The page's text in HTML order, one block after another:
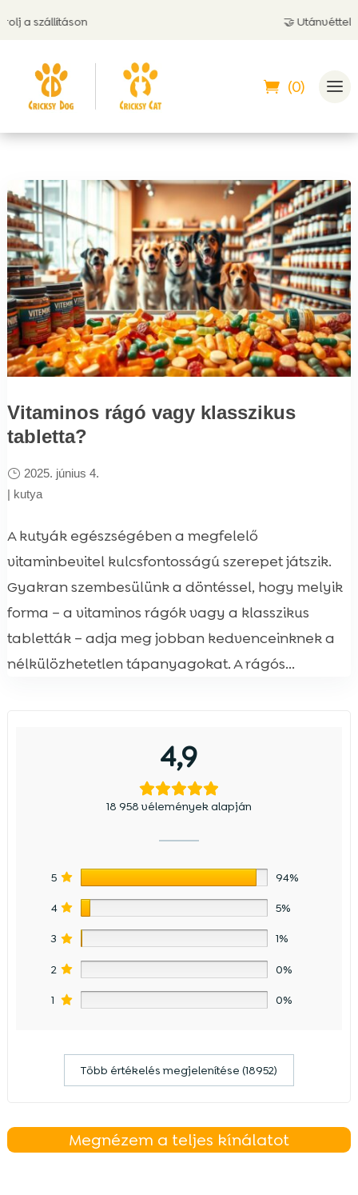
szállításon 🤝 Utánvéttel is
(0)
Vitaminos rágó vagy klasszikus
tabletta?
2025. június 4.
| kutya
A kutyák egészségében a megfelelő
vitaminbevitel kulcsfontosságú szerepet játszik.
Gyakran szembesülünk a döntéssel, hogy melyik
forma – a vitaminos rágók vagy a klasszikus
tabletták – adja meg jobban kedvenceinknek a
nélkülözhetetlen tápanyagokat. A rágós...
4,9
18 958 vélemények alapján
5 94%
4 5%
3 1%
2 0%
1 0%
Több értékelés megjelenítése (18952)
Megnézem a teljes kínálatot